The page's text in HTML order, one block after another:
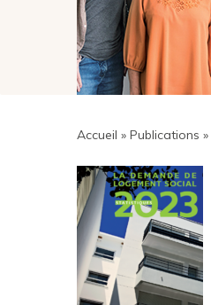
Accueil » Publications »